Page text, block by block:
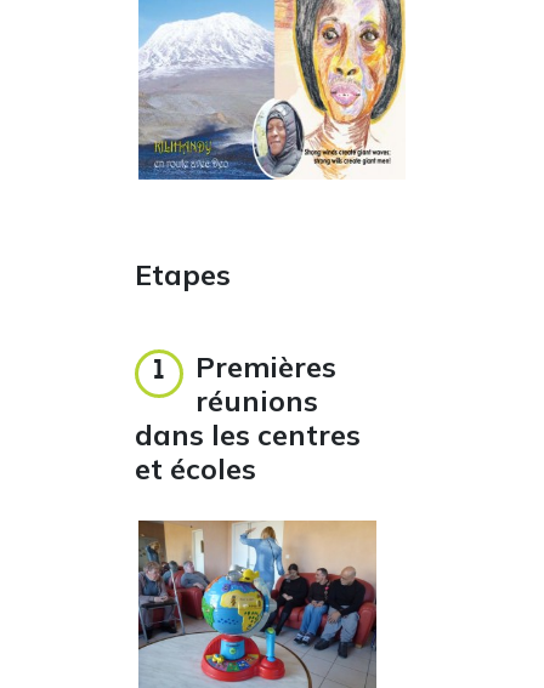
Etapes
1
Premières
réunions
dans les centres
et écoles